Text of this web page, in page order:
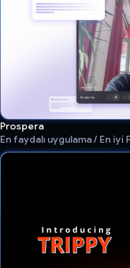
Prospera
En faydalı uygulama / En iyi